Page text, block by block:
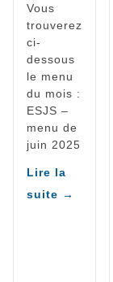
Vous
trouverez
ci-
dessous
le menu
du mois :
ESJS –
menu de
juin 2025
Lire la
suite →